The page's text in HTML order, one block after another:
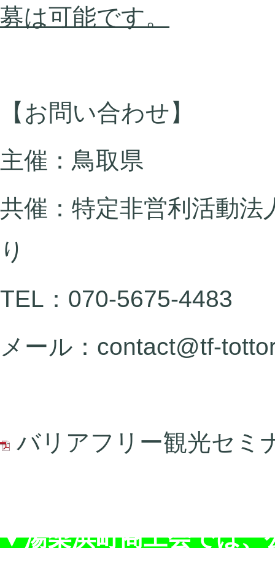
募は可能です。
【お問い合わせ】
主催：鳥取県
共催：特定非営利活動
り
TEL：070-5675-4483
メール：contact@tf-
バリアフリー観光セミ
▼湯梨浜町商工会では、